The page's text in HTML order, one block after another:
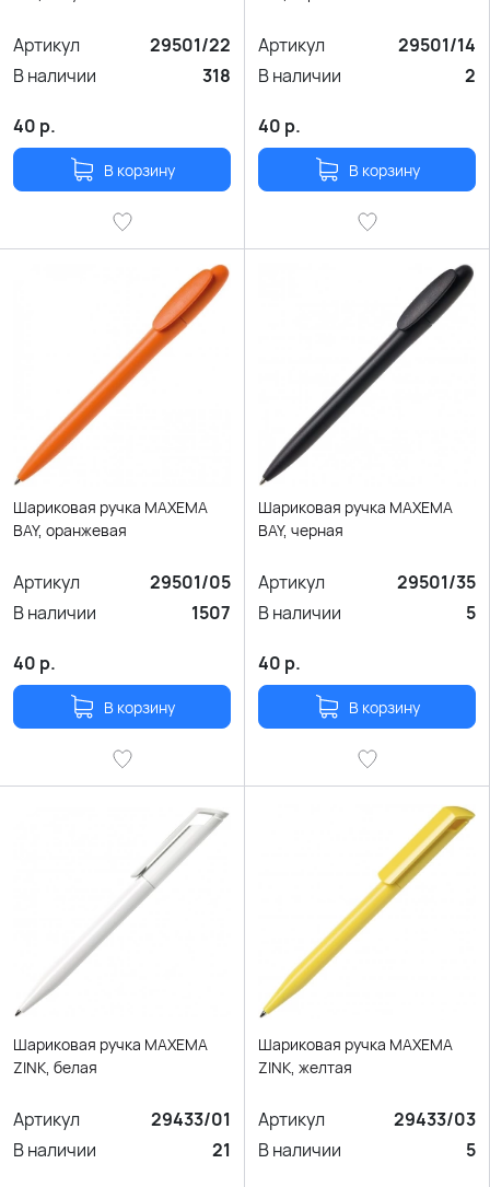
Артикул
29501/22
В наличии
318
40 р.
В корзину
Артикул
29501/14
В наличии
2
40 р.
В корзину
Шариковая ручка MAXEMA
BAY, оранжевая
Артикул
29501/05
В наличии
1507
40 р.
В корзину
Шариковая ручка MAXEMA
BAY, черная
Артикул
29501/35
В наличии
5
40 р.
В корзину
Шариковая ручка MAXEMA
ZINK, белая
Артикул
29433/01
В наличии
21
Шариковая ручка MAXEMA
ZINK, желтая
Артикул
29433/03
В наличии
5